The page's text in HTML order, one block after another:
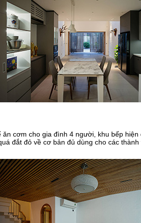
ăn cơm cho gia đình 4 người, khu bếp
đắt đỏ về cơ bản đủ dùng cho các